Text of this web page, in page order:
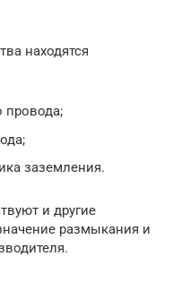
находятся
провода;
заземления.
и другие
размыкания и